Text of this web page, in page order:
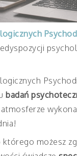
badań
atmosferze
możesz